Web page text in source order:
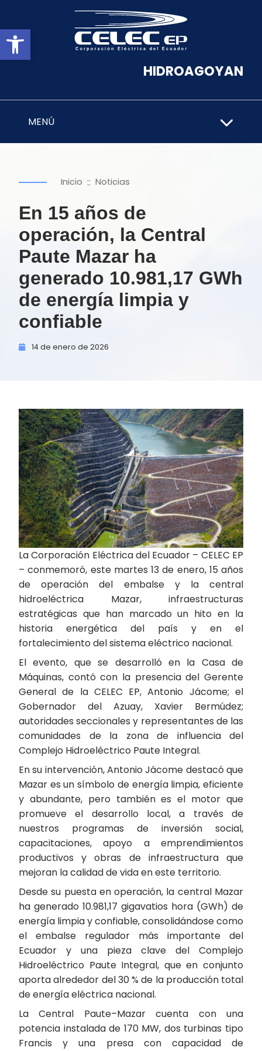
Abrir barra de herramientas
HIDROAGOYAN
MENÚ
Inicio :: Noticias
En 15 años de
operación, la Central
Paute Mazar ha
generado 10.981,17 GWh
de energía limpia y
confiable
14 de enero de 2026
La Corporación Eléctrica del Ecuador – CELEC EP
– conmemoró, este martes 13 de enero, 15 años
de operación del embalse y la central
hidroeléctrica Mazar, infraestructuras
estratégicas que han marcado un hito en la
historia energética del país y en el
fortalecimiento del sistema eléctrico nacional.
El evento, que se desarrolló en la Casa de
Máquinas, contó con la presencia del Gerente
General de la CELEC EP, Antonio Jácome; el
Gobernador del Azuay, Xavier Bermúdez;
autoridades seccionales y representantes de las
comunidades de la zona de influencia del
Complejo Hidroeléctrico Paute Integral.
En su intervención, Antonio Jácome destacó que
Mazar es un símbolo de energía limpia, eficiente
y abundante, pero también es el motor que
promueve el desarrollo local, a través de
nuestros programas de inversión social,
capacitaciones, apoyo a emprendimientos
productivos y obras de infraestructura que
mejoran la calidad de vida en este territorio.
Desde su puesta en operación, la central Mazar
ha generado 10.981,17 gigavatios hora (GWh) de
energía limpia y confiable, consolidándose como
el embalse regulador más importante del
Ecuador y una pieza clave del Complejo
Hidroeléctrico Paute Integral, que en conjunto
aporta alrededor del 30 % de la producción total
de energía eléctrica nacional.
La Central Paute–Mazar cuenta con una
potencia instalada de 170 MW, dos turbinas tipo
Francis y una presa con capacidad de